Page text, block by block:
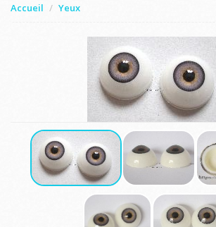
Accueil Yeux